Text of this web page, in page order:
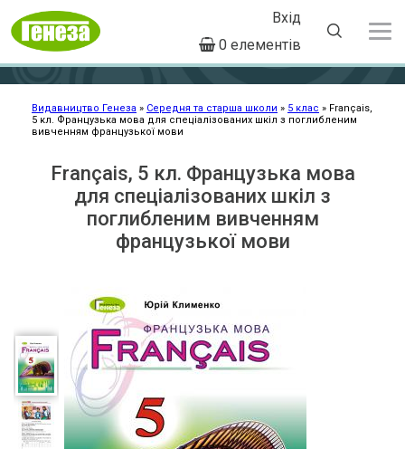
основного
вмісту
User
account
menu
Вхід
0 елементів
Рядок
навіґації
Видавництво Генеза Середня та старша школи 5 клас
Français,
5 кл. Французька мова для спеціалізованих шкіл з поглибленим
вивченням французької мови
Français, 5 кл. Французька мова
для спеціалізованих шкіл з
поглибленим вивченням
французької мови